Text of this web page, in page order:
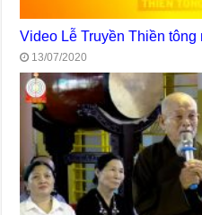
Video Lễ Truyền Thiền
13/07/2020